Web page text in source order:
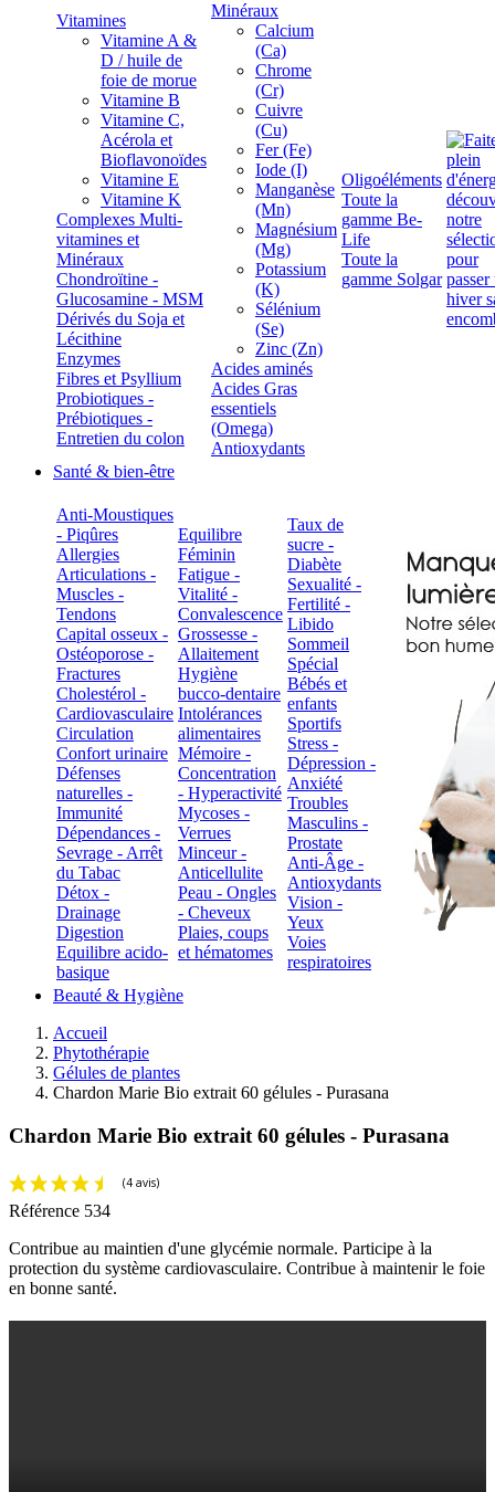
Vitamines
Vitamine A &
D / huile de
foie de morue
Vitamine B
Vitamine C,
Acérola et
Bioflavonoïdes
Vitamine E
Vitamine K
Complexes Multi-
vitamines et
Minéraux
Chondroïtine -
Glucosamine - MSM
Dérivés du Soja et
Lécithine
Enzymes
Fibres et Psyllium
Probiotiques -
Prébiotiques -
Entretien du colon
Minéraux
Calcium
(Ca)
Chrome
(Cr)
Cuivre
(Cu)
Fer (Fe)
Iode (I)
Manganèse
(Mn)
Magnésium
(Mg)
Potassium
(K)
Sélénium
(Se)
Zinc (Zn)
Acides aminés
Acides Gras
essentiels
(Omega)
Antioxydants
Oligoéléments
Toute la
gamme Be-
Life
Toute la
gamme Solgar
Santé & bien-être
Anti-Moustiques
- Piqûres
Allergies
Articulations -
Muscles -
Tendons
Capital osseux -
Ostéoporose -
Fractures
Cholestérol -
Cardiovasculaire
Circulation
Confort urinaire
Défenses
naturelles -
Immunité
Dépendances -
Sevrage - Arrêt
du Tabac
Détox -
Drainage
Digestion
Equilibre acido-
basique
Equilibre
Féminin
Fatigue -
Vitalité -
Convalescence
Grossesse -
Allaitement
Hygiène
bucco-dentaire
Intolérances
alimentaires
Mémoire -
Concentration
- Hyperactivité
Mycoses -
Verrues
Minceur -
Anticellulite
Peau - Ongles
- Cheveux
Plaies, coups
et hématomes
Taux de
sucre -
Diabète
Sexualité -
Fertilité -
Libido
Sommeil
Spécial
Bébés et
enfants
Sportifs
Stress -
Dépression -
Anxiété
Troubles
Masculins -
Prostate
Anti-Âge -
Antioxydants
Vision -
Yeux
Voies
respiratoires
Beauté & Hygiène
Accueil
Phytothérapie
Gélules de plantes
Chardon Marie Bio extrait 60 gélules - Purasana
Chardon Marie Bio extrait 60 gélules - Purasana
Référence 534
Contribue au maintien d'une glycémie normale. Participe à la
protection du système cardiovasculaire. Contribue à maintenir le foie
en bonne santé.